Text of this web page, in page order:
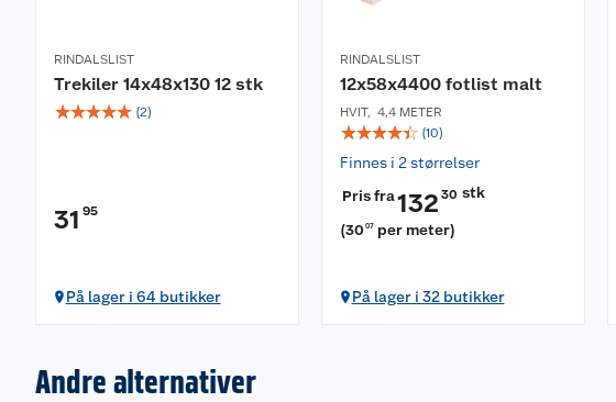
RINDALSLIST
Trekiler 14x48x130 12 stk
☆☆☆☆☆ (2)
31 95
På lager i 64 butikker
RINDALSLIST
12x58x4400 fotlist malt
HVIT, 4,4 METER
☆☆☆☆☆ (10)
Finnes i 2 størrelser
Pris fra132 30 stk
(3007 per meter)
På lager i 32 butikker
Andre alternativer